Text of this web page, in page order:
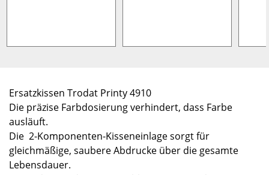
Ersatzkissen Trodat Printy 4910
Die präzise Farbdosierung verhindert, dass Farbe
ausläuft.
Die 2-Komponenten-Kisseneinlage sorgt für
gleichmäßige, saubere Abdrucke über die gesamte
Lebensdauer.